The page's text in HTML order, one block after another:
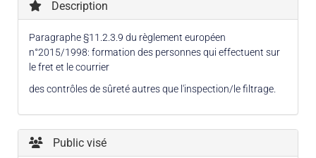
Description
Paragraphe §11.2.3.9 du règlement européen
n°2015/1998: formation des personnes qui effectuent sur
le fret et le courrier
des contrôles de sûreté autres que l'inspection/le filtrage.
Public visé